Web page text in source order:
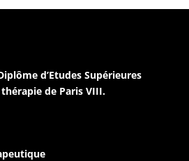
d’Etudes Supérieures
de Paris VIII.